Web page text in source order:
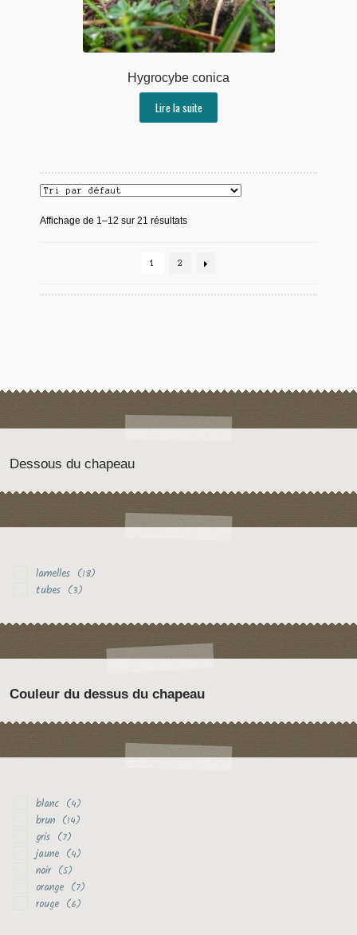
Hygrocybe conica
Lire la suite
Affichage de 1–12 sur 21 résultats
1 2
Dessous du chapeau
lamelles (18)
tubes (3)
Couleur du dessus du chapeau
blanc (4)
brun (14)
gris (7)
jaune (4)
noir (5)
orange (7)
rouge (6)